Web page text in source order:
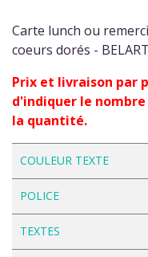
Carte lunch ou
coeurs dorés -
Prix et livraison par
d'indiquer le
la quantité.
COULEUR TEXTE
POLICE
TEXTES